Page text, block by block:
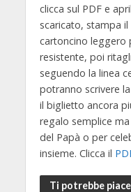
clicca sul PDF e
scaricato, stampa
cartoncino leggero
resistente, poi
seguendo la linea
potranno scrivere
il biglietto ancora
regalo semplice
del Papà o per
insieme. Clicca il
Ti potrebbe